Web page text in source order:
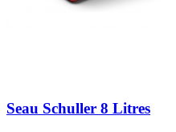
Seau Schuller 8 Litres